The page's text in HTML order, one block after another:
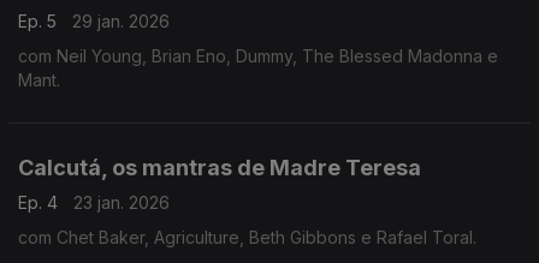
Ep. 5
29 jan. 2026
com Neil Young, Brian Eno, Dummy, The Blessed Madonna e
Mant.
Calcutá, os mantras de Madre Teresa
Ep. 4
23 jan. 2026
com Chet Baker, Agriculture, Beth Gibbons e Rafael Toral.